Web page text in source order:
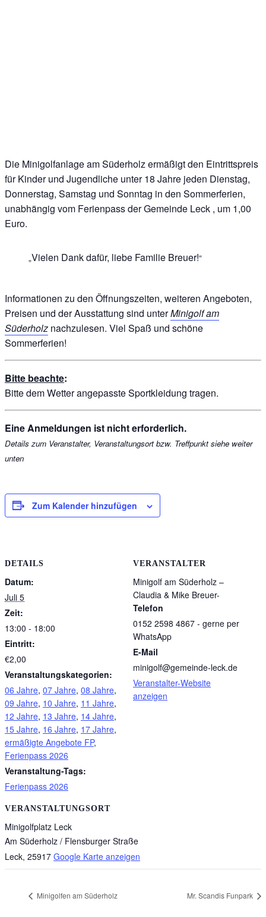
Die Minigolfanlage am Süderholz ermäßigt den Eintrittspreis
für Kinder und Jugendliche unter 18 Jahre jeden Dienstag,
Donnerstag, Samstag und Sonntag in den Sommerferien,
unabhängig vom Ferienpass der Gemeinde Leck , um 1,00
Euro.
Vielen Dank dafür, liebe Familie Breuer!
Informationen zu den Öffnungszeiten, weiteren Angeboten,
Preisen und der Ausstattung sind unterMinigolf am
Süderholz nachzulesen. Viel Spaß und schöne
Sommerferien!
Bitte beachte:
Bitte dem Wetter angepasste Sportkleidung tragen.
Eine Anmeldungen ist nicht erforderlich.
Details zum Veranstalter, Veranstaltungsort bzw. Treffpunkt siehe weiter
unten
Zum Kalender hinzufügen
DETAILS
Datum:
Juli 5
Zeit:
13:00 - 18:00
Eintritt:
€2,00
Veranstaltungskategorien:
06 Jahre, 07 Jahre, 08 Jahre,
09 Jahre, 10 Jahre, 11 Jahre,
12 Jahre, 13 Jahre, 14 Jahre,
15 Jahre, 16 Jahre, 17 Jahre,
ermäßigte Angebote FP,
Ferienpass 2026
Veranstaltung-Tags:
Ferienpass 2026
VERANSTALTUNGSORT
Minigolfplatz Leck
Am Süderholz / Flensburger Straße
Leck, 25917 Google Karte anzeigen
VERANSTALTER
Minigolf am Süderholz –
Claudia & Mike Breuer-
Telefon
0152 2598 4867 - gerne per
WhatsApp
E-Mail
minigolf@gemeinde-leck.de
Veranstalter-Website
anzeigen
Minigolfen am Süderholz Mr. Scandis Funpark